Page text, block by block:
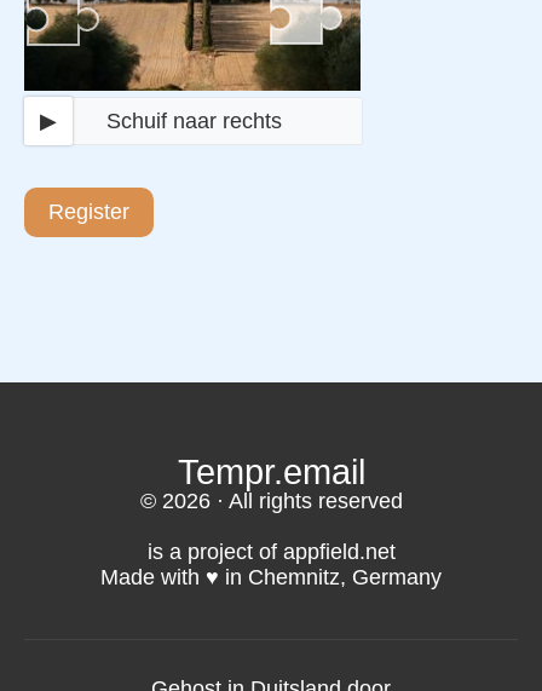
▶ Schuif naar rechts
Register
Tempr.email
© 2026 · All rights reserved
is a project of appfield.net
Made with ♥️ in Chemnitz, Germany